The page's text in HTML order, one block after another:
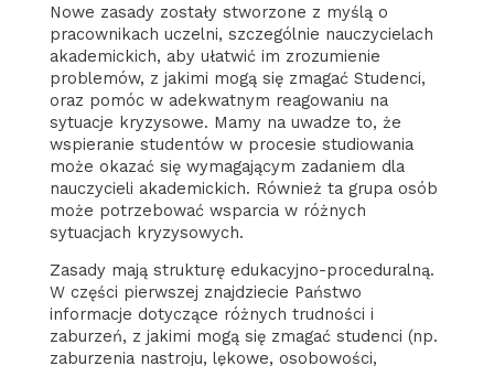
Nowe zasady zostały stworzone z myślą o
pracownikach uczelni, szczególnie nauczycielach
akademickich, aby ułatwić im zrozumienie
problemów, z jakimi mogą się zmagać Studenci,
oraz pomóc w adekwatnym reagowaniu na
sytuacje kryzysowe. Mamy na uwadze to, że
wspieranie studentów w procesie studiowania
może okazać się wymagającym zadaniem dla
nauczycieli akademickich. Również ta grupa osób
może potrzebować wsparcia w różnych
sytuacjach kryzysowych.
Zasady mają strukturę edukacyjno-proceduralną.
W części pierwszej znajdziecie Państwo
informacje dotyczące różnych trudności i
zaburzeń, z jakimi mogą się zmagać studenci (np.
zaburzenia nastroju, lękowe, osobowości,